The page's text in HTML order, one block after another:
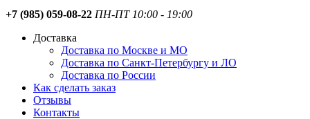
+7 (985) 059-08-22 ПН-ПТ 10:00 - 19:00
Доставка
Доставка по Москве и МО
Доставка по Санкт-Петербургу и ЛО
Доставка по России
Как сделать заказ
Отзывы
Контакты